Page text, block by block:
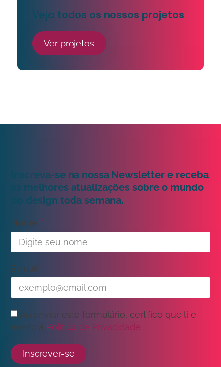
Veja todos os nossos projetos
Ver projetos
Inscreva-se na nossa Newsletter e receba
as melhores atualizações sobre o mundo
do design toda semana.
Nome
E-mail
Ao enviar este formulário, certifico que li e
aceito a Política de Privacidade
Inscrever-se